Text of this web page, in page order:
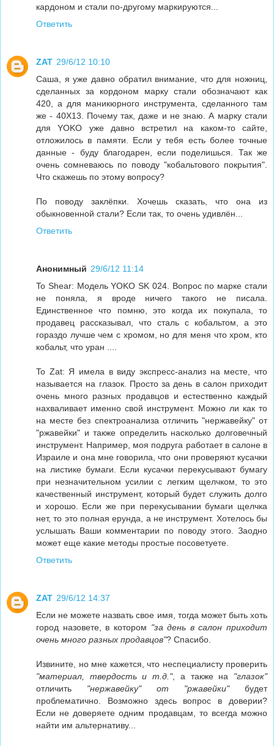
кардоном и стали по-другому маркируются...
Ответить
ZAT 29/6/12 10:10
Саша, я уже давно обратил внимание, что для ножниц,
сделанных за кордоном марку стали обозначают как
420, а для маникюрного инструмента, сделанного там
же - 40Х13. Почему так, даже и не знаю. А марку стали
для YOKO уже давно встретил на каком-то сайте,
отложилось в памяти. Если у тебя есть более точные
данные - буду благодарен, если поделишься. Так же
очень сомневаюсь по поводу "кобальтового покрытия".
Что скажешь по этому вопросу?
По поводу заклёпки. Хочешь сказать, что она из
обыкновенной стали? Если так, то очень удивлён...
Ответить
Анонимный 29/6/12 11:14
To Shear: Модель YOKO SK 024. Вопрос по марке стали
не поняла, я вроде ничего такого не писала.
Единственное что помню, это когда их покупала, то
продавец рассказывал, что сталь с кобальтом, а это
гораздо лучше чем с хромом, но для меня что хром, кто
кобальт, что уран ....
To Zat: Я имела в виду экспресс-анализ на месте, что
называется на глазок. Просто за день в салон приходит
очень много разных продавцов и естественно каждый
нахваливает именно свой инструмент. Можно ли как то
на месте без спектроанализа отличить "нержавейку" от
"ржавейки" и также определить насколько долговечный
инструмент. Например, моя подруга работает в салоне в
Израиле и она мне говорила, что они проверяют кусачки
на листике бумаги. Если кусачки перекусывают бумагу
при незначительном усилии с легким щелчком, то это
качественный инструмент, который будет служить долго
и хорошо. Если же при перекусывании бумаги щелчка
нет, то это полная ерунда, а не инструмент. Хотелось бы
услышать Ваши комментарии по поводу этого. Заодно
может еще какие методы простые посоветуете.
Ответить
ZAT 29/6/12 14:37
Если не можете назвать свое имя, тогда может быть хоть
город назовете, в котором "за день в салон приходит
очень много разных продавцов"? Спасибо.
Извините, но мне кажется, что неспециалисту проверить
"материал, твердость и т.д.", а также на "глазок"
отличить "нержавейку" от "ржавейки"будет
проблематично. Возможно здесь вопрос в доверии?
Если не доверяете одним продавцам, то всегда можно
найти им альтернативу...